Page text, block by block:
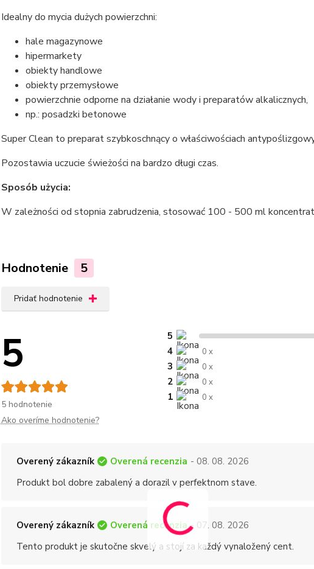
Idealny do mycia dużych powierzchni:
hale magazynowe
hipermarkety
obiekty handlowe
obiekty przemysłowe
powierzchnie odporne na działanie wody i preparatów alkalicznych,
np.: posadzki betonowe
Super Clean to preparat szybkoschnący o właściwościach
Pozostawia uczucie świeżości na bardzo długi czas.
Sposób użycia:
W zależności od stopnia zabrudzenia, stosować 100 - 500 ml
Hodnotenie 5
Pridať hodnotenie
5
5 hodnotenie
5
4
0 x
3 0 x
2 0 x
1 0 x
Ako overíme hodnotenie?
Overený zákazník Overená recenzia - 08. 08. 2026
Produkt bol dobre zabalený a dorazil v perfektnom stave.
Overený zákazník Overená recenzia - 07. 08. 2026
Tento produkt je skutočne skvelý a stojí za každý vynaložený cent.